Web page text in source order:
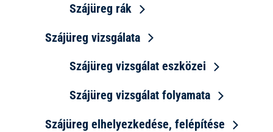
Szájüreg rák
Szájüreg vizsgálata
Szájüreg vizsgálat eszközei
Szájüreg vizsgálat folyamata
Szájüreg elhelyezkedése, felépítése